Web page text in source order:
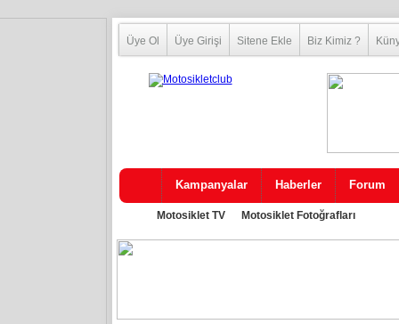
Üye Ol Üye Girişi Sitene Ekle Biz Kimiz ?
Kampanyalar Haberler Forum
Motosiklet TV Motosiklet Fotoğrafları